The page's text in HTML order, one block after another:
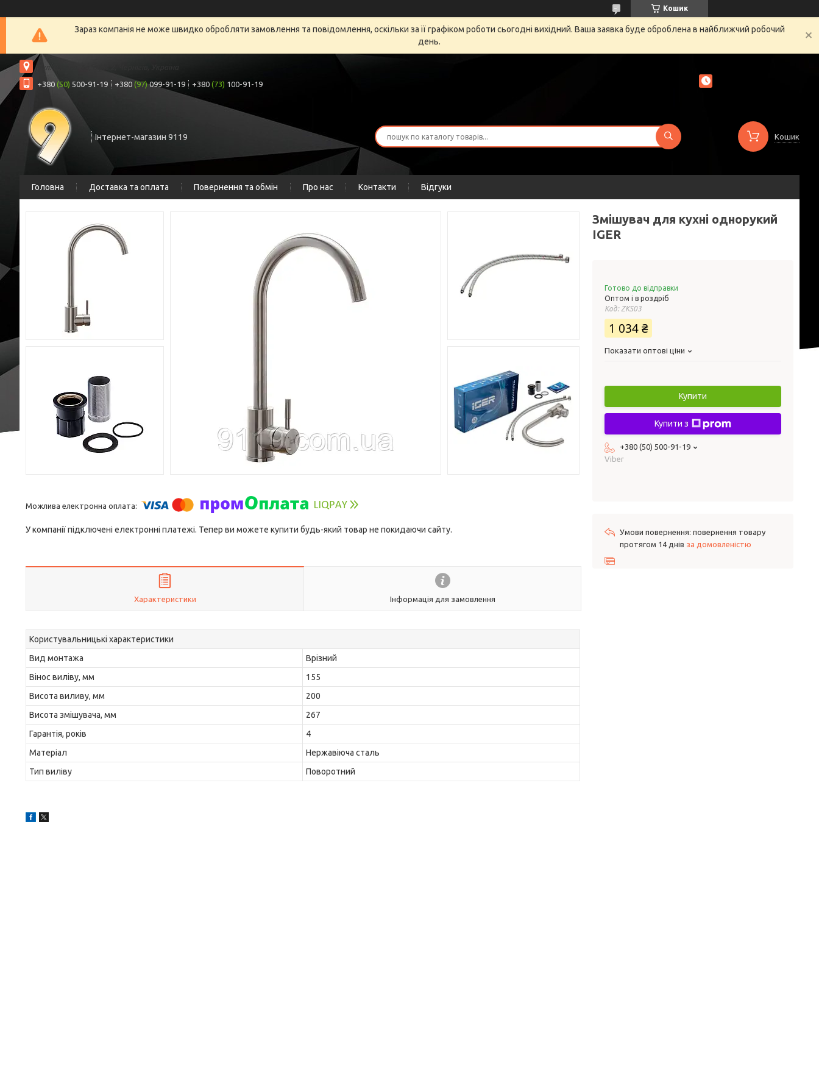
Кошик
Зараз компанія не може швидко обробляти замовлення та повідомлення, оскільки за її графіком роботи сьогодні вихідний. Ваша заявка буде оброблена в найближчий робочий
день.
вул. Шрага, 6а, офіс 2, Чернігів, Україна
+380 (50) 500-91-19 +380 (97)099-91-19 +380 (73) 100-91-19
Інтернет-магазин 9119 Кошик
Головна Доставка та оплата Повернення та обмін Про нас Контакти Відгуки
У компанії підключені електронні платежі. Тепер ви можете купити будь-який товар не покидаючи сайту.
Характеристики Інформація для замовлення
Користувальницькі характеристики
Вид монтажа
Врізний
Вінос виліву, мм
155
Висота виливу, мм
200
Висота змішувача, мм
267
Гарантія, років
4
Матеріал
Нержавіюча сталь
Тип виліву
Поворотний
Змішувач для кухні однорукий
IGER
Готово до відправки
Оптом і в роздріб
Код: ZKS03
1 034 ₴
Показати оптові ціни
Купити
Купити з
+380 (50) 500-91-19
Viber
повернення товару
протягом 14 днів за домовленістю